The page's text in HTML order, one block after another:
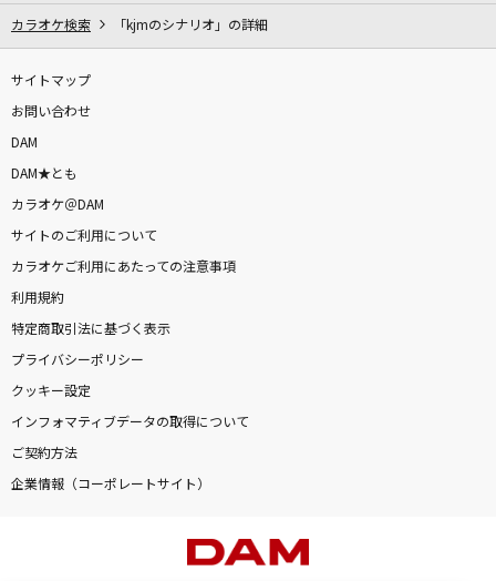
カラオケ検索 「kjmのシナリオ」の詳細
サイトマップ
お問い合わせ
DAM
DAM★とも
カラオケ＠DAM
サイトのご利用について
カラオケご利用にあたっての注意事項
利用規約
特定商取引法に基づく表示
プライバシーポリシー
クッキー設定
インフォマティブデータの取得について
ご契約方法
企業情報（コーポレートサイト）